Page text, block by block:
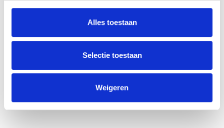
Alles toestaan
Selectie toestaan
Weigeren